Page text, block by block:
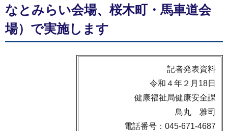
なとみらい会場、桜木町・馬車道会
場）で実施します
記者発表資料
令和４年２月18日
健康福祉局健康安全課
鳥丸 雅司
電話番号：045-671-4687